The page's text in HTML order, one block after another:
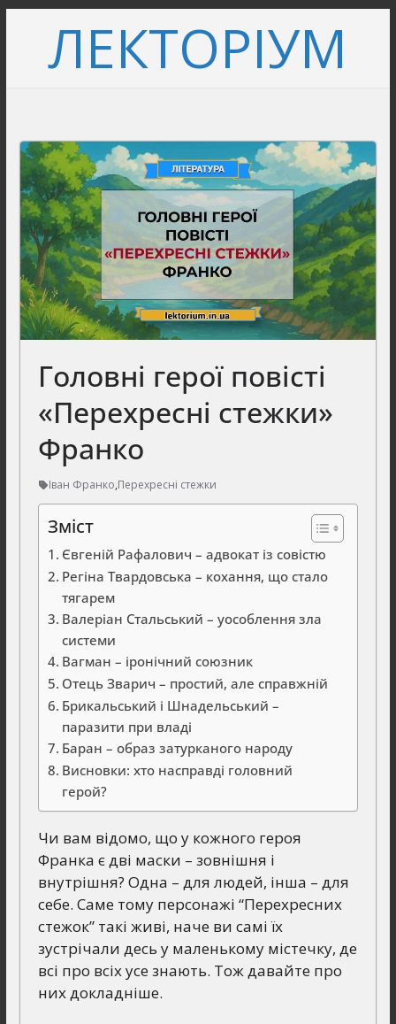
вмістуЛЕКТОРІУМ
Головні герої повісті
«Перехресні стежки»
Франко
Іван Франко,Перехресні стежки
Зміст
Євгеній Рафалович – адвокат із совістю
Регіна Твардовська – кохання, що стало
тягарем
Валеріан Стальський – уособлення зла
системи
Вагман – іронічний союзник
Отець Зварич – простий, але справжній
Брикальський і Шнадельський –
паразити при владі
Баран – образ затурканого народу
Висновки: хто насправді головний
герой?
Чи вам відомо, що у кожного героя
Франка є дві маски – зовнішня і
внутрішня? Одна – для людей, інша – для
себе. Саме тому персонажі “Перехресних
стежок” такі живі, наче ви самі їх
зустрічали десь у маленькому містечку, де
всі про всіх усе знають. Тож давайте про
них докладніше.